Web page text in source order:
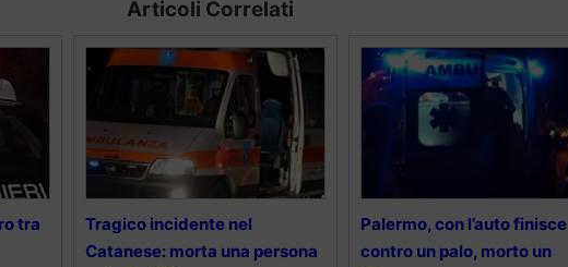
Articoli Correlati
tra
Tragico incidente nel
Catanese: morta una persona
Palermo, con l’auto finisce
contro un palo, morto un